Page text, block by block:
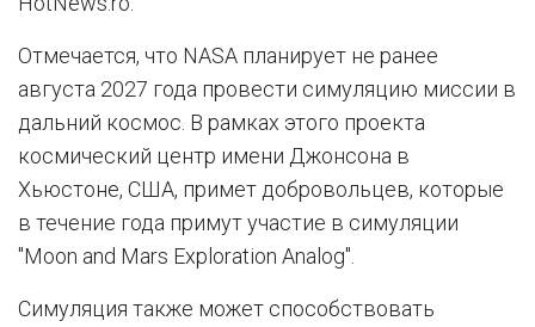
Отмечается, что NASA планирует не ранее
августа 2027 года провести симуляцию миссии в
дальний космос. В рамках этого проекта
космический центр имени Джонсона в
Хьюстоне, США, примет добровольцев, которые
в течение года примут участие в симуляции
"Moon and Mars Exploration Analog".
Симуляция также может способствовать